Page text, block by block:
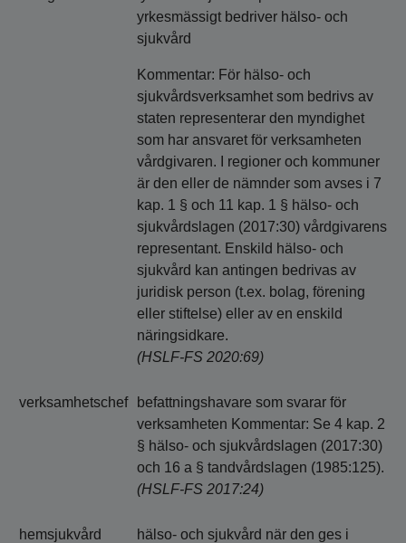
yrkesmässigt bedriver hälso- och
sjukvård
Kommentar: För hälso- och
sjukvårdsverksamhet som bedrivs av
staten representerar den myndighet
som har ansvaret för verksamheten
vårdgivaren. I regioner och kommuner
är den eller de nämnder som avses i 7
kap. 1 § och 11 kap. 1 § hälso- och
sjukvårdslagen (2017:30) vårdgivarens
representant. Enskild hälso- och
sjukvård kan antingen bedrivas av
juridisk person (t.ex. bolag, förening
eller stiftelse) eller av en enskild
näringsidkare.
(HSLF-FS 2020:69)
verksamhetschef
befattningshavare som svarar för
verksamheten Kommentar: Se 4 kap. 2
§ hälso- och sjukvårdslagen (2017:30)
och 16 a § tandvårdslagen (1985:125).
(HSLF-FS 2017:24)
hemsjukvård
hälso- och sjukvård när den ges i